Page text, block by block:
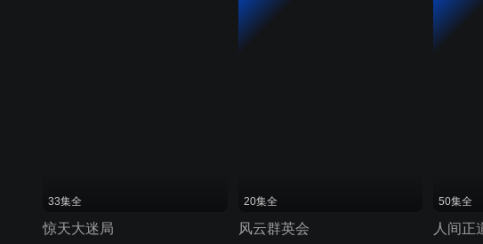
33集全
惊天大迷局
20集全
风云群英会
50集全
人间正